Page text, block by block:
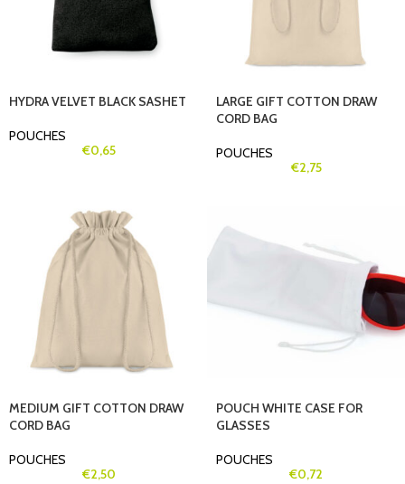
HYDRA VELVET BLACK SASHET
POUCHES
€0,65
LARGE GIFT COTTON DRAW
CORD BAG
POUCHES
€2,75
MEDIUM GIFT COTTON DRAW
CORD BAG
POUCHES
€2,50
POUCH WHITE CASE FOR
GLASSES
POUCHES
€0,72